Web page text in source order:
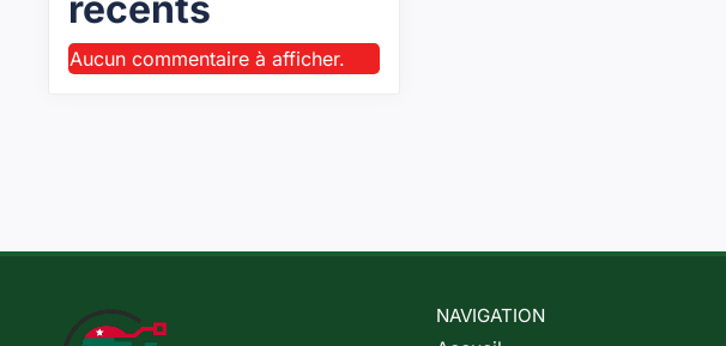
Aucun commentaire à afficher.
NAVIGATION